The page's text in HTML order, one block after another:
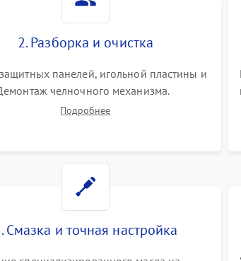
2. Разборка и очистка
панелей, игольной пластины и
челночного механизма.
очистка внутренних узлов от
Подробнее
Смазка и точная настройка